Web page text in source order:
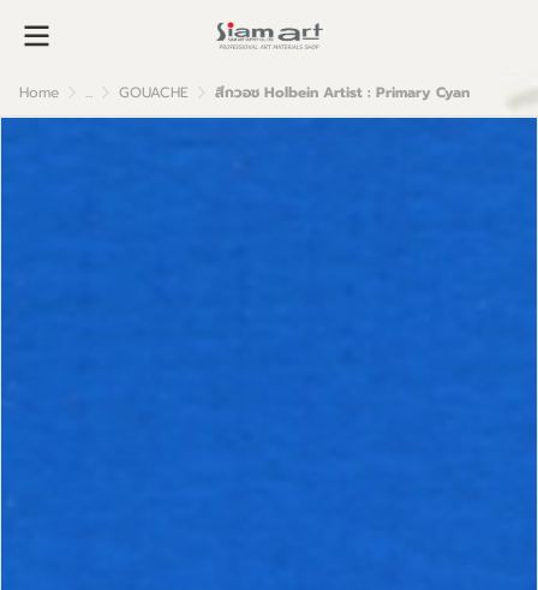
Home ... GOUACHE สีกวอช Holbein Artist : Primary Cyan